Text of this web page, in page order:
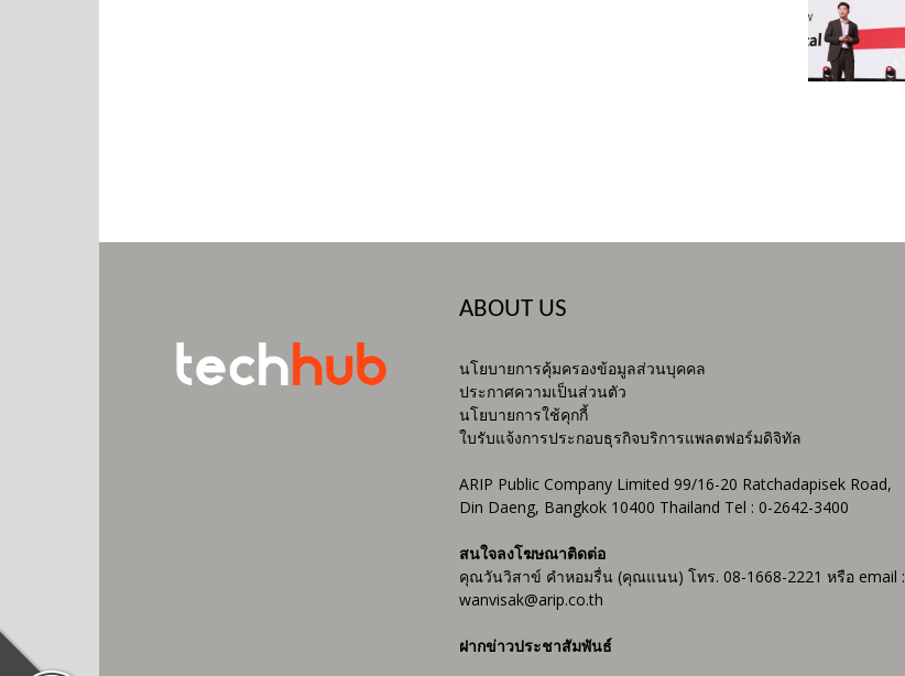
ABOUT US
นโยบายการคุ้มครองข้อมูลส่วนบุคคล
ประกาศความเป็นส่วนตัว
นโยบายการใช้คุกกี้
ใบรับแจ้งการประกอบธุรกิจบริการแพลตฟอร์มดิจิทัล
ARIP Public Company Limited 99/16-20 Ratchadapisek Road,
Din Daeng, Bangkok 10400 Thailand Tel : 0-2642-3400
สนใจลงโฆษณาติดต่อ
คุณวันวิสาข์ คำหอมรื่น (คุณแนน) โทร. 08-1668-2221 หรือ email :
wanvisak@arip.co.th
ฝากข่าวประชาสัมพันธ์